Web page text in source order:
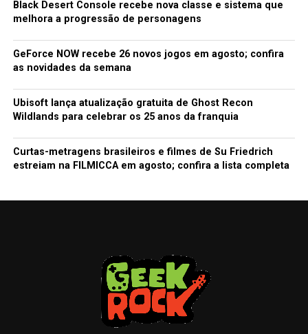
Black Desert Console recebe nova classe e sistema que
melhora a progressão de personagens
GeForce NOW recebe 26 novos jogos em agosto; confira
as novidades da semana
Ubisoft lança atualização gratuita de Ghost Recon
Wildlands para celebrar os 25 anos da franquia
Curtas-metragens brasileiros e filmes de Su Friedrich
estreiam na FILMICCA em agosto; confira a lista completa